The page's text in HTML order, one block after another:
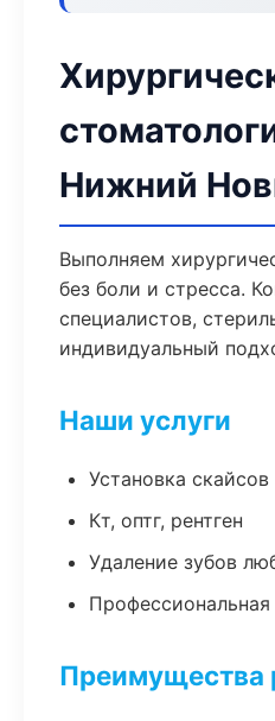
Нижний
Выполняем
без боли и стресса.
специалистов,
индивидуальный
Наши услуги
Установка
Кт, оптг, рентген
Удаление зубов
Преимущества